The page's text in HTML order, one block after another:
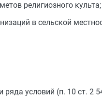
религиозного культа;
в сельской
ряда условий (п. 10 ст. 2